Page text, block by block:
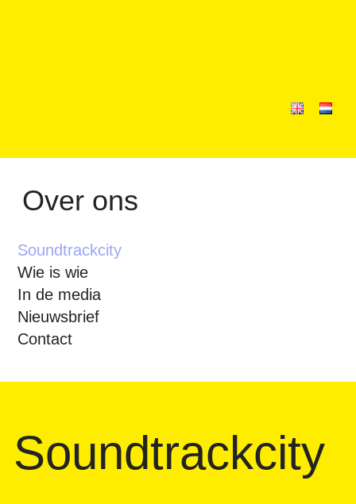
Over ons
Soundtrackcity
Wie is wie
In de media
Nieuwsbrief
Contact
Soundtrackcity